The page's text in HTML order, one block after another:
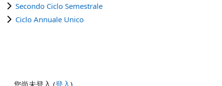
Secondo Ciclo Semestrale
Ciclo Annuale Unico
您尚未登入 (登入)